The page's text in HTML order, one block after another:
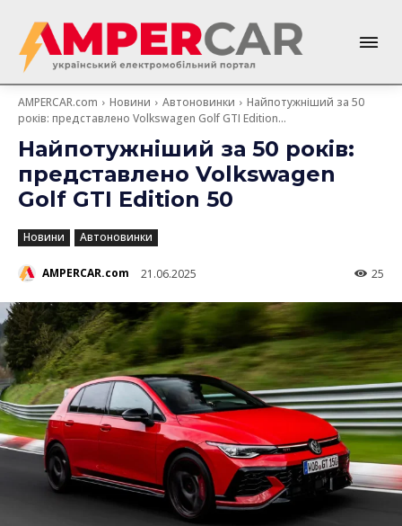
AMPERCAR.com Новини Автоновинки
Найпотужніший за 50
років: представлено Volkswagen Golf GTI Edition...
Найпотужніший за 50 років:
представлено Volkswagen
Golf GTI Edition 50
Новини Автоновинки
AMPERCAR.com 21.06.2025 25